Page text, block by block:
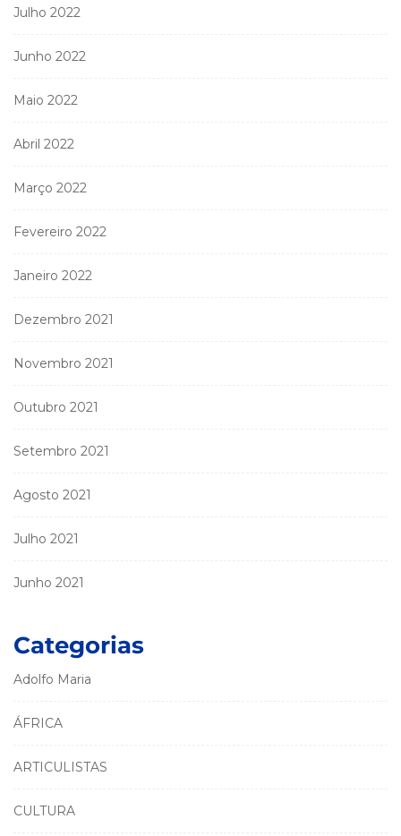
Julho 2022
Junho 2022
Maio 2022
Abril 2022
Março 2022
Fevereiro 2022
Janeiro 2022
Dezembro 2021
Novembro 2021
Outubro 2021
Setembro 2021
Agosto 2021
Julho 2021
Junho 2021
Categorias
Adolfo Maria
ÁFRICA
ARTICULISTAS
CULTURA